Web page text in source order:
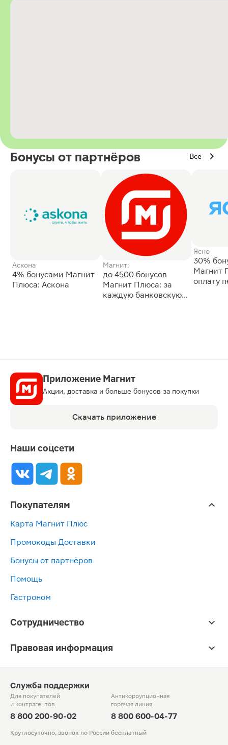
Бонусы от партнёров Все
Аскона
4% бонусами Магнит
Плюса: Аскона
Магнит:
до 4500 бонусов
Магнит Плюса: за
каждую банковскую
Ясно
30%
Магнит
оплату
Приложение Магнит
Акции, доставка и больше бонусов за покупки
Скачать приложение
Наши соцсети
Покупателям
Карта Магнит Плюс
Промокоды Доставки
Бонусы от партнёров
Помощь
Гастроном
Сотрудничество
Правовая информация
Служба поддержки
Для покупателей
и контрагентов
8 800 200-90-02
Антикоррупционная
горячая линия
8 800 600-04-77
Круглосуточно, звонок по России бесплатный